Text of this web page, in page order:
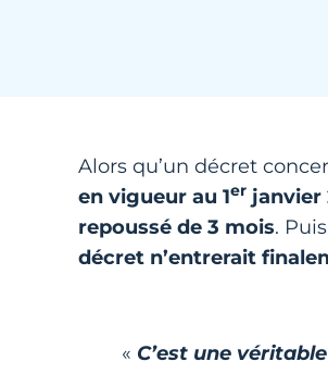
Alors qu’un décret
en vigueur au 1er janvier
repoussé de 3 mois.
décret n’entrerait
« C’est une